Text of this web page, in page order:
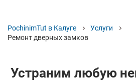
PochinimTut в Калуге
Услуги
Ремонт дверных замков
Устраним любую